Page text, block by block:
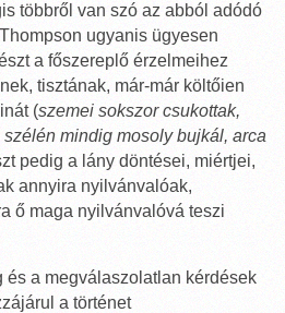
többről van szó az abból adódó
ugyanis ügyesen
a főszereplő érzelmeihez
tisztának, már-már költőien
(szemei sokszor csukottak,
mindig mosoly bujkál, arca
pedig a lány döntései, miértjei,
annyira nyilvánvalóak,
ő maga nyilvánvalóvá teszi
és a megválaszolatlan kérdések
a történet